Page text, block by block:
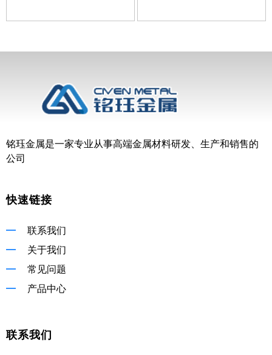
铭珏金属是一家专业从事高端金属材料研发、生产和销售的
公司
快速链接
联系我们
关于我们
常见问题
产品中心
联系我们